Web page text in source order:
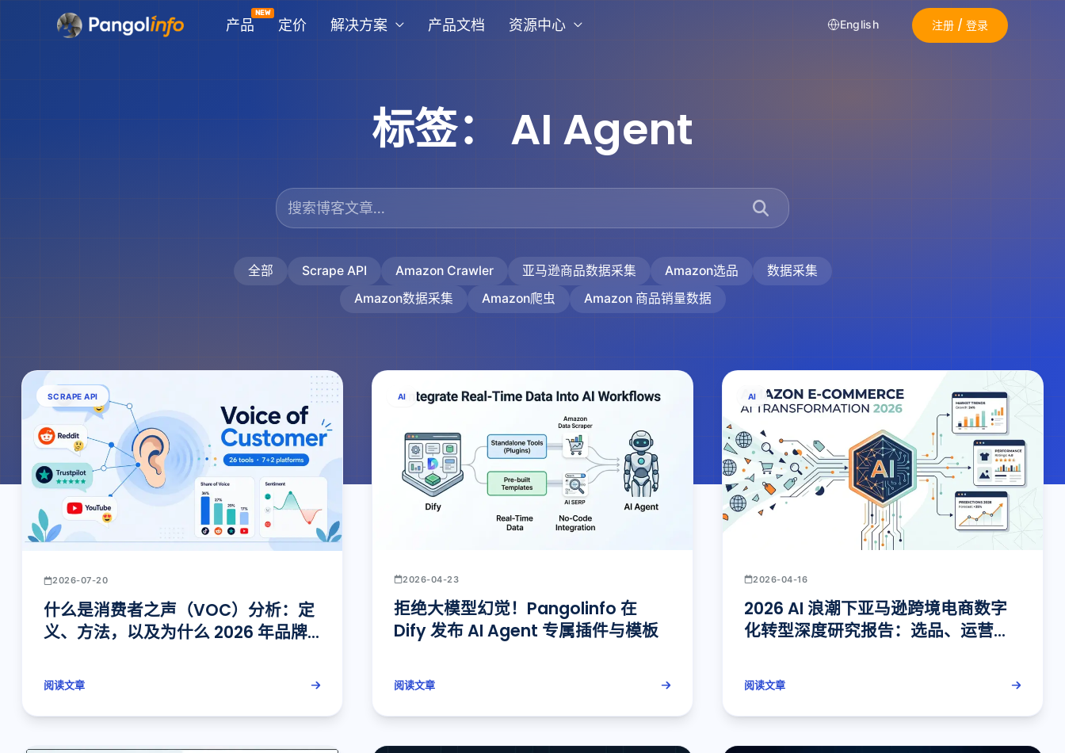
产品 定价 解决方案 产品文档 资源中心 English 注册 / 登录
标签： AI Agent
全部 Scrape API Amazon Crawler 亚马逊商品数据采集 Amazon选品
数据采集
Amazon数据采集
Amazon爬虫 Amazon 商品销量数据
SCRAPE API
2026-07-20
什么是消费者之声（VOC）分析：定
义、方法，以及为什么 2026 年品牌
阅读文章
AI
2026-04-23
拒绝大模型幻觉！Pangolinfo 在
Dify 发布 AI Agent 专属插件与模板
阅读文章
AI
2026-04-16
2026 AI 浪潮下亚马逊跨境电商数字
化转型深度研究报告：选品、运营、
阅读文章